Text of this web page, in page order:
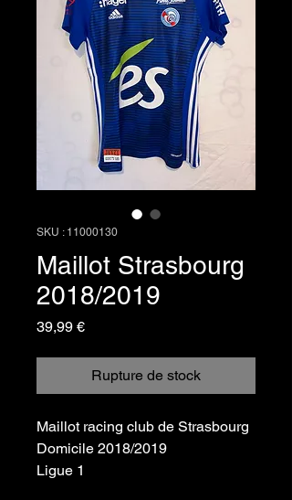
SKU : 11000130
Maillot Strasbourg
2018/2019
39,99 €Prix
Rupture de stock
Maillot racing club de Strasbourg
Domicile 2018/2019
Ligue 1